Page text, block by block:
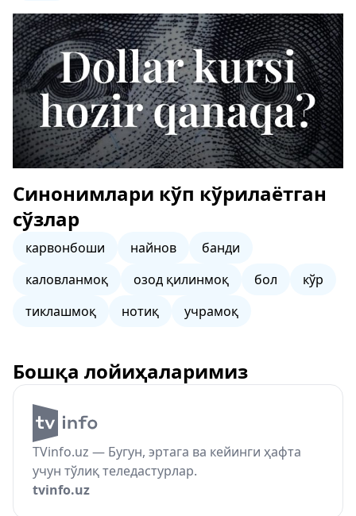
Синонимлари кўп кўрилаётган
сўзлар
карвонбоши найнов
банди
каловланмоқ
озод қилинмоқ бол
кўр
тиклашмоқ
нотиқ учрамоқ
Бошқа лойиҳаларимиз
TVinfo.uz — Бугун, эртага ва кейинги ҳафта
учун тўлиқ теледастурлар.
tvinfo.uz